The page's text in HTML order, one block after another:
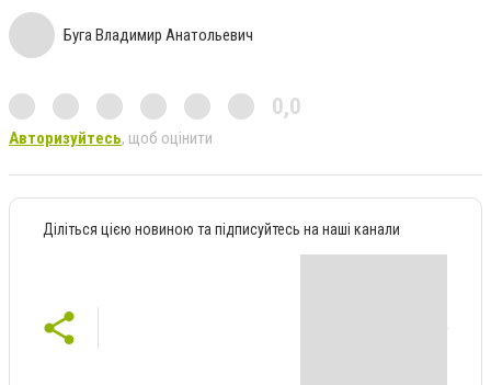
Буга Владимир Анатольевич
0,0
Авторизуйтесь, щоб оцінити
Діліться цією новиною та підписуйтесь на наші канали